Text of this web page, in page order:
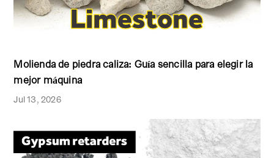
Molienda de piedra caliza: Guía sencilla para elegir la
mejor máquina
Jul 13, 2026